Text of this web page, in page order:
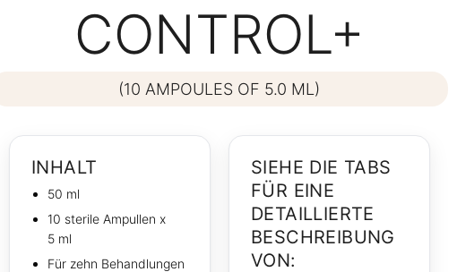
CONTROL+
(10 AMPOULES OF 5.0 ML)
INHALT
50 ml
10 sterile Ampullen х
5 ml
Für zehn Behandlungen
SIEHE DIE TABS
FÜR EINE
DETAILLIERTE
BESCHREIBUNG
VON: